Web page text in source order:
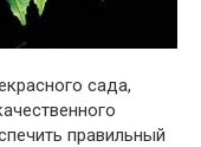
сада,
правильный